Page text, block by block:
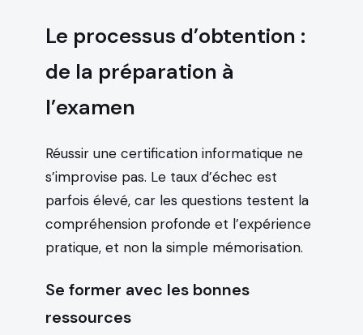
Le processus d’obtention :
de la préparation à
l’examen
Réussir une certification informatique ne
s’improvise pas. Le taux d’échec est
parfois élevé, car les questions testent la
compréhension profonde et l’expérience
pratique, et non la simple mémorisation.
Se former avec les bonnes
ressources